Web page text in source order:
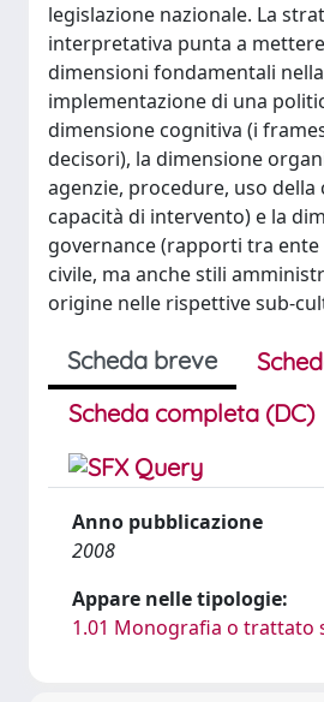
legislazione nazionale. La
interpretativa punta a
dimensioni fondamentali
implementazione di una
dimensione cognitiva (i
decisori), la dimensione
agenzie, procedure, uso della
capacità di intervento) e la
governance (rapporti tra ente
civile, ma anche stili
origine nelle rispettive sub-
Scheda breve
Scheda completa (DC)
Anno pubblicazione
2008
Appare nelle tipologie:
1.01 Monografia o trattato